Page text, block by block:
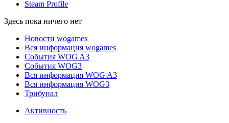
Steam Profile
Здесь пока ничего нет
Новости wogames
Вся информация wogames
События WOG A3
События WOG3
Вся информация WOG A3
Вся информация WOG3
Трибунал
Активность